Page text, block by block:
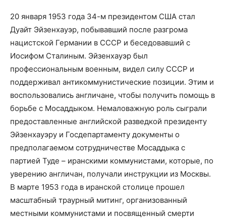
20 января 1953 года 34-м президентом США стал
Дуайт Эйзенхауэр, побывавший после разгрома
нацистской Германии в СССР и беседовавший с
Иосифом Сталиным. Эйзенхауэр был
профессиональным военным, видел силу СССР и
поддерживал антикоммунистические позиции. Этим и
воспользовались англичане, чтобы получить помощь в
борьбе с Мосаддыком. Немаловажную роль сыграли
предоставленные английской разведкой президенту
Эйзенхауэру и Госдепартаменту документы о
предполагаемом сотрудничестве Мосаддыка с
партией Туде – иранскими коммунистами, которые, по
уверению англичан, получали инструкции из Москвы.
В марте 1953 года в иранской столице прошел
масштабный траурный митинг, организованный
местными коммунистами и посвященный смерти